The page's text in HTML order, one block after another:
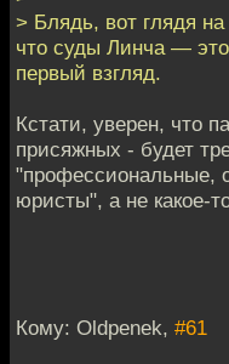
> Блядь, вот глядя
что суды Линча — это
первый взгляд.
Кстати, уверен, что
присяжных - будет
"профессиональные,
юристы", а не какое-
Кому: Oldpenek, #61